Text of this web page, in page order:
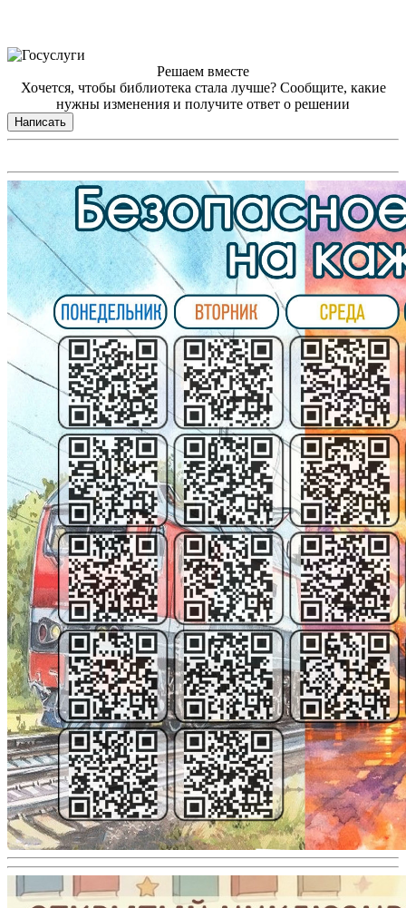
Решаем вместе
Хочется, чтобы библиотека стала лучше? Сообщите, какие
нужны изменения и получите ответ о решении
Написать